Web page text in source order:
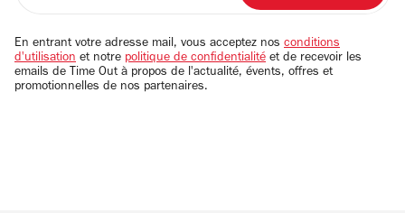
email
En entrant votre adresse mail, vous acceptez nos conditions
d'utilisation et notre politique de confidentialité et de recevoir les
emails de Time Out à propos de l'actualité, évents, offres et
promotionnelles de nos partenaires.